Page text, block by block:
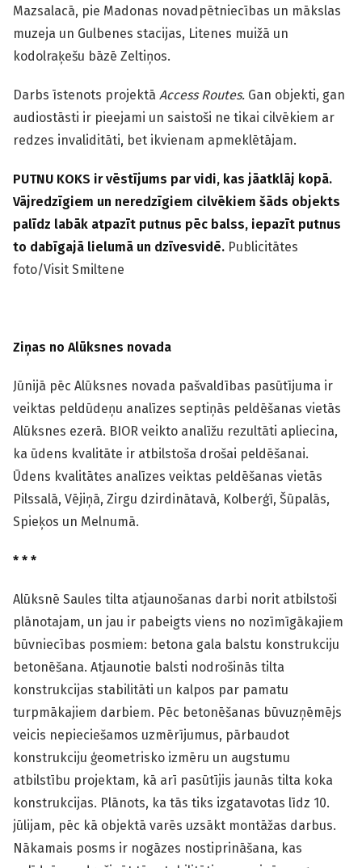
Mazsalacā, pie Madonas novadpētniecības un mākslas
muzeja un Gulbenes stacijas, Litenes muižā un
kodolraķešu bāzē Zeltiņos.
Darbs īstenots projektā Access Routes. Gan objekti, gan
audiostāsti ir pieejami un saistoši ne tikai cilvēkiem ar
redzes invaliditāti, bet ikvienam apmeklētājam.
PUTNU KOKS ir vēstījums par vidi, kas jāatklāj kopā.
Vājredzīgiem un neredzīgiem cilvēkiem šāds objekts
palīdz labāk atpazīt putnus pēc balss, iepazīt putnus
to dabīgajā lielumā un dzīvesvidē. Publicitātes
foto/Visit Smiltene
Ziņas no Alūksnes novada
Jūnijā pēc Alūksnes novada pašvaldības pasūtījuma ir
veiktas peldūdeņu analīzes septiņās peldēšanas vietās
Alūksnes ezerā. BIOR veikto analīžu rezultāti apliecina,
ka ūdens kvalitāte ir atbilstoša drošai peldēšanai.
Ūdens kvalitātes analīzes veiktas peldēšanas vietās
Pilssalā, Vējiņā, Zirgu dzirdinātavā, Kolberģī, Šūpalās,
Spieķos un Melnumā.
* * *
Alūksnē Saules tilta atjaunošanas darbi norit atbilstoši
plānotajam, un jau ir pabeigts viens no nozīmīgākajiem
būvniecības posmiem: betona gala balstu konstrukciju
betonēšana. Atjaunotie balsti nodrošinās tilta
konstrukcijas stabilitāti un kalpos par pamatu
turpmākajiem darbiem. Pēc betonēšanas būvuzņēmējs
veicis nepieciešamos uzmērījumus, pārbaudot
konstrukciju ģeometrisko izmēru un augstumu
atbilstību projektam, kā arī pasūtījis jaunās tilta koka
konstrukcijas. Plānots, ka tās tiks izgatavotas līdz 10.
jūlijam, pēc kā objektā varēs uzsākt montāžas darbus.
Nākamais posms ir nogāzes nostiprināšana, kas